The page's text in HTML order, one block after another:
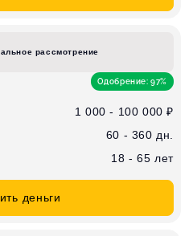
рассмотрение
Одобрение: 97%
1 000 - 100 000 ₽
60 - 360 дн.
18 - 65 лет
деньги